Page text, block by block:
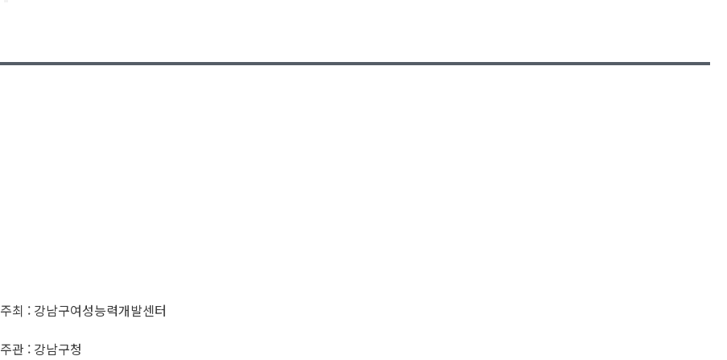
주최 : 강남구여성능력개발센터
주관 : 강남구청